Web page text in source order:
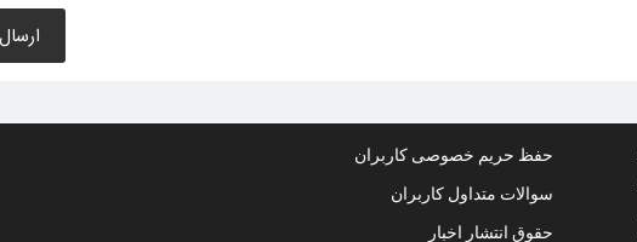
حفظ حریم خصوصی کاربران
سوالات متداول کاربران
حقوق انتشار اخبار